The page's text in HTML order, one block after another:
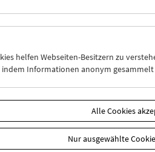
helfen Webseiten-Besitzern zu
indem Informationen anonym
Alle Cookies
Nur ausgewählte